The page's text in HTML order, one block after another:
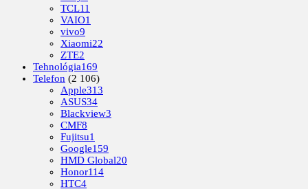
TCL11
VAIO1
vivo9
Xiaomi22
ZTE2
Tehnológia169
Telefon (2 106)
Apple313
ASUS34
Blackview3
CMF8
Fujitsu1
Google159
HMD Global20
Honor114
HTC4